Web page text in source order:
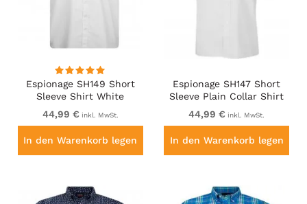
Espionage SH149 Short
Sleeve Shirt White
44,99 € inkl. MwSt.
In den Warenkorb legen
Espionage SH147 Short
Sleeve Plain Collar Shirt
White
44,99 € inkl. MwSt.
In den Warenkorb legen